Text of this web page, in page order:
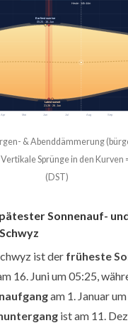
Apr Mai Jun Jul Aug Sep
Heute · 14h 44m
Earliest sunrise
05:25 · 16. Jun
Latest sunset
21:26 · 26. Jun
& Abenddämmerung
Sprünge in den Kurven
(DST)
Sonnenauf-
ist der früheste
16. Juni um 05:25,
am 1. Januar
ist am 11.